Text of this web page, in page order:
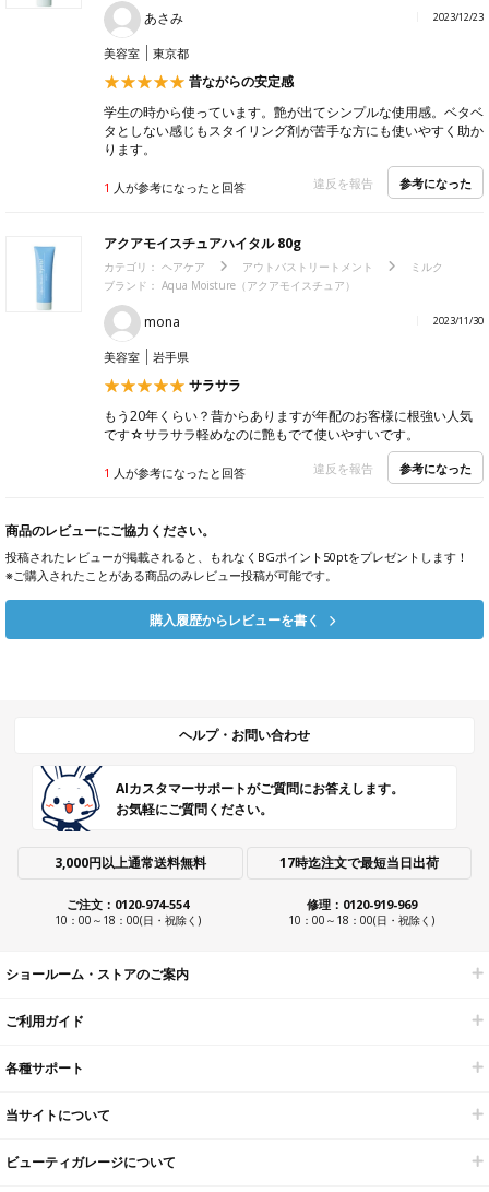
あさみ 2023/12/23
美容室 東京都
昔ながらの安定感
学生の時から使っています。艶が出てシンプルな使用感。ベタベ
タとしない感じもスタイリング剤が苦手な方にも使いやすく助か
ります。
1 人が参考になったと回答 違反を報告 参考になった
アクアモイスチュアハイタル 80g
カテゴリ： ヘアケア アウトバストリートメント
ミルク
ブランド： Aqua Moisture（アクアモイスチュア）
mona 2023/11/30
美容室 岩手県
サラサラ
もう20年くらい？昔からありますが年配のお客様に根強い人気
です☆サラサラ軽めなのに艶もでて使いやすいです。
1 人が参考になったと回答 違反を報告 参考になった
商品のレビューにご協力ください。
投稿されたレビューが掲載されると、もれなくBGポイント50ptをプレゼントします！
※ご購入されたことがある商品のみレビュー投稿が可能です。
購入履歴からレビューを書く
ヘルプ・お問い合わせ
AIカスタマーサポートがご質問にお答えします。
お気軽にご質問ください。
3,000円以上通常送料無料 17時迄注文で最短当日出荷
ご注文：0120-974-554
10：00～18：00(日・祝除く)
修理：0120-919-969
10：00～18：00(日・祝除く)
ショールーム・ストアのご案内
ご利用ガイド
各種サポート
当サイトについて
ビューティガレージについて